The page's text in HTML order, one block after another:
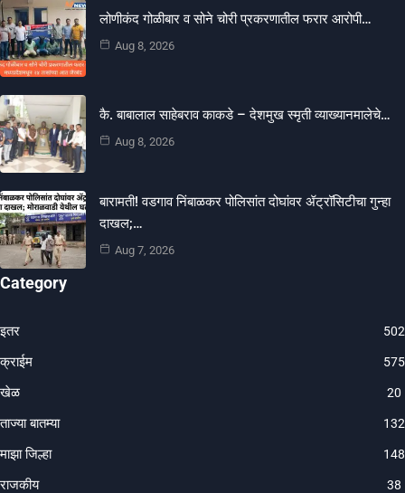
लोणीकंद गोळीबार व सोने चोरी प्रकरणातील फरार आरोपी…
Aug 8, 2026
कै. बाबालाल साहेबराव काकडे – देशमुख स्मृती व्याख्यानमालेचे…
Aug 8, 2026
बारामती! वडगाव निंबाळकर पोलिसांत दोघांवर ॲट्रॉसिटीचा गुन्हा
दाखल;…
Aug 7, 2026
Category
इतर 502
क्राईम 575
खेळ 20
ताज्या बातम्या 132
माझा जिल्हा
राजकीय 38